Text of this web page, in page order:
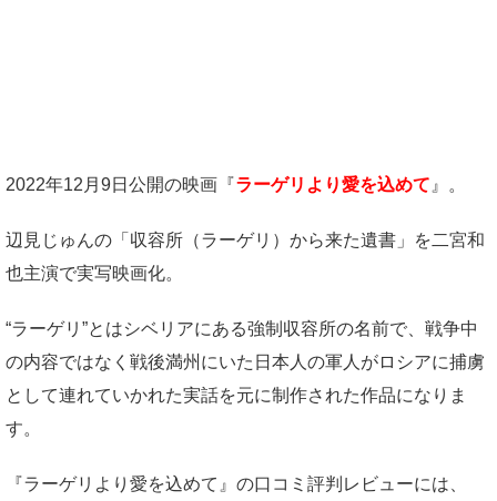
2022年12月9日公開の映画『ラーゲリより愛を込めて 』。
辺見じゅんの「収容所（ラーゲリ）から来た遺書」を二宮和
也主演で実写映画化。
“ラーゲリ”とはシベリアにある強制収容所の名前で、戦争中
の内容ではなく戦後満州にいた日本人の軍人がロシアに捕虜
として連れていかれた実話を元に制作された作品になりま
す。
『ラーゲリより愛を込めて』の口コミ評判レビューには、